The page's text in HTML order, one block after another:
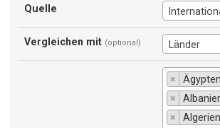
Quelle
Vergleichen mit (optional) Länder
×
Ägypten
×
×
Algerien